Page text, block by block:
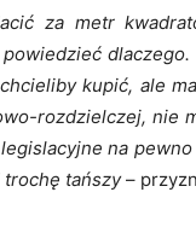
za metr
kupić, ale
rozdzielczej, nie
na
tańszy–